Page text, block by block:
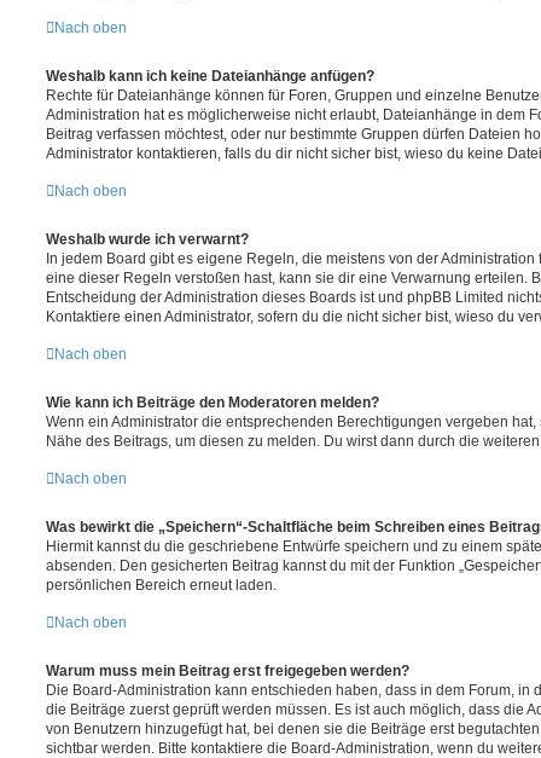
Nach oben
Weshalb kann ich keine Dateianhänge anfügen?
Rechte für Dateianhänge können für Foren, Gruppen und einzelne
Administration hat es möglicherweise nicht erlaubt, Dateianhänge in dem
Beitrag verfassen möchtest, oder nur bestimmte Gruppen dürfen Dateien
Administrator kontaktieren, falls du dir nicht sicher bist, wieso du keine
Nach oben
Weshalb wurde ich verwarnt?
In jedem Board gibt es eigene Regeln, die meistens von der
eine dieser Regeln verstoßen hast, kann sie dir eine Verwarnung erteilen.
Entscheidung der Administration dieses Boards ist und phpBB Limited
Kontaktiere einen Administrator, sofern du die nicht sicher bist, wieso du
Nach oben
Wie kann ich Beiträge den Moderatoren melden?
Wenn ein Administrator die entsprechenden Berechtigungen vergeben
Nähe des Beitrags, um diesen zu melden. Du wirst dann durch die
Nach oben
Was bewirkt die „Speichern“-Schaltfläche beim Schreiben eines
Hiermit kannst du die geschriebene Entwürfe speichern und zu einem
absenden. Den gesicherten Beitrag kannst du mit der Funktion
persönlichen Bereich erneut laden.
Nach oben
Warum muss mein Beitrag erst freigegeben werden?
Die Board-Administration kann entschieden haben, dass in dem Forum, in
die Beiträge zuerst geprüft werden müssen. Es ist auch möglich, dass die
von Benutzern hinzugefügt hat, bei denen sie die Beiträge erst
sichtbar werden. Bitte kontaktiere die Board-Administration, wenn du